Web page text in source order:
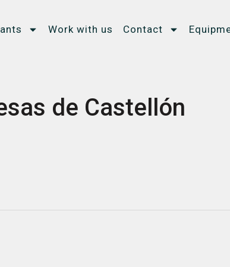
Work with us Contact
de Castellón